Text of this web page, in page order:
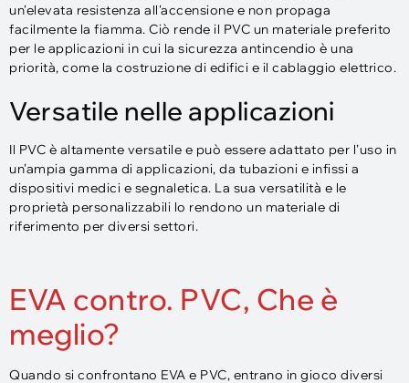
un'elevata resistenza all'accensione e non propaga
facilmente la fiamma. Ciò rende il PVC un materiale preferito
per le applicazioni in cui la sicurezza antincendio è una
priorità, come la costruzione di edifici e il cablaggio elettrico.
Versatile nelle applicazioni
Il PVC è altamente versatile e può essere adattato per l’uso in
un’ampia gamma di applicazioni, da tubazioni e infissi a
dispositivi medici e segnaletica. La sua versatilità e le
proprietà personalizzabili lo rendono un materiale di
riferimento per diversi settori.
EVA contro. PVC, Che è
meglio?
Quando si confrontano EVA e PVC, entrano in gioco diversi